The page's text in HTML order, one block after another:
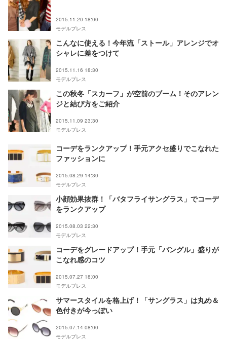
2015.11.20 18:00
モデルプレス
こんなに使える！今年流「ストール」アレンジでオ
シャレに差をつけて
2015.11.16 18:30
モデルプレス
この秋冬「スカーフ」が空前のブーム！そのアレン
ジと結び方をご紹介
2015.11.09 23:30
モデルプレス
コーデをランクアップ！手元アクセ盛りでこなれた
ファッションに
2015.08.29 14:30
モデルプレス
小顔効果抜群！「バタフライサングラス」でコーデ
をランクアップ
2015.08.03 22:30
モデルプレス
コーデをグレードアップ！手元「バングル」盛りが
こなれ感のコツ
2015.07.27 18:00
モデルプレス
サマースタイルを格上げ！「サングラス」は丸め＆
色付きが今っぽい
2015.07.14 08:00
モデルプレス